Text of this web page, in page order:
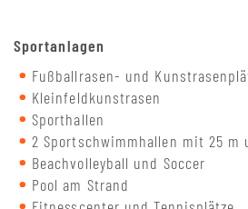
Sportanlagen
Fußballrasen- und
Kleinfeldkunstrasen
Sporthallen
2 Sportschwimmhallen mit 25 m
Beachvolleyball und Soccer
Pool am Strand